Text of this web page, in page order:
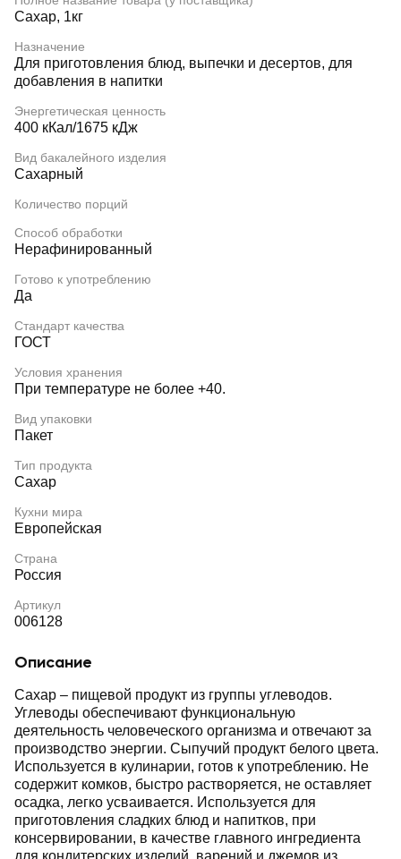
Сахар, 1кг
Назначение
Для приготовления блюд, выпечки и десертов, для
добавления в напитки
Энергетическая ценность
400 кКал/1675 кДж
Вид бакалейного изделия
Сахарный
Количество порций
Способ обработки
Нерафинированный
Готово к употреблению
Да
Стандарт качества
ГОСТ
Условия хранения
При температуре не более +40.
Вид упаковки
Пакет
Тип продукта
Сахар
Кухни мира
Европейская
Страна
Россия
Артикул
006128
Описание
Сахар – пищевой продукт из группы углеводов.
Углеводы обеспечивают функциональную
деятельность человеческого организма и отвечают за
производство энергии. Сыпучий продукт белого цвета.
Используется в кулинарии, готов к употреблению. Не
содержит комков, быстро растворяется, не оставляет
осадка, легко усваивается. Используется для
приготовления сладких блюд и напитков, при
консервировании, в качестве главного ингредиента
для кондитерских изделий, варений и джемов из